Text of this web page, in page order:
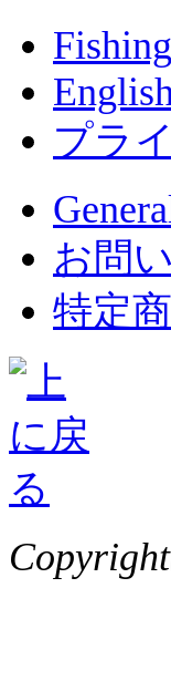
English
プラ
お問
特定